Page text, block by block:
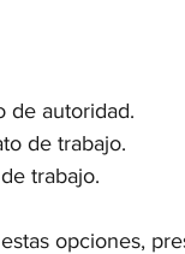
de autoridad.
de trabajo.
trabajo.
opciones,